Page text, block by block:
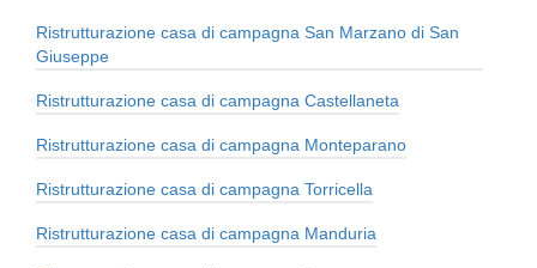
Ristrutturazione casa di campagna San Marzano di San
Giuseppe
Ristrutturazione casa di campagna Castellaneta
Ristrutturazione casa di campagna Monteparano
Ristrutturazione casa di campagna Torricella
Ristrutturazione casa di campagna Manduria